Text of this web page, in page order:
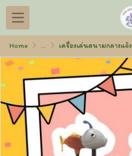
Home ... เครื่องเล่นสนามกลางแจ้ง